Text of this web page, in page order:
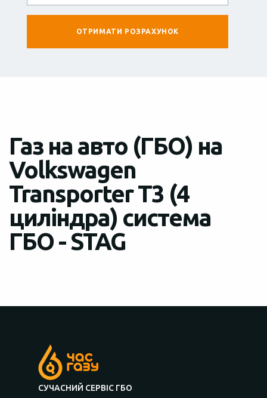
Газ на авто (ГБО) на
Volkswagen
Transporter T3 (4
циліндра) система
ГБО - STAG
СУЧАСНИЙ СЕРВІС ГБО